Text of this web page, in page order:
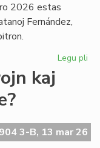
2026 estas
Fernández,
Legu pli
el
kaj
3-B, 13 mar 26